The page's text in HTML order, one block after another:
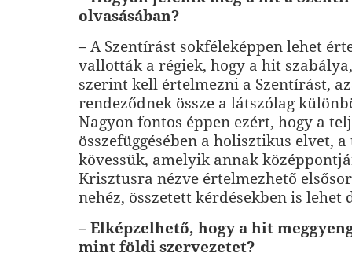
olvasásában?
– A Szentírást sokféleképpen le­het
vallották a régiek, hogy a hit
szerint kell értelmezni a Szentírást,
rendeződnek össze a látszólag
Nagyon fontos éppen ezért, hogy a
összefüggésében a holisztikus elvet,
kövessük, amelyik annak
Krisztusra nézve értelmezhető
nehéz, összetett kérdésekben is lehet
– Elképzelhető, hogy a hit
mint földi szervezetet?